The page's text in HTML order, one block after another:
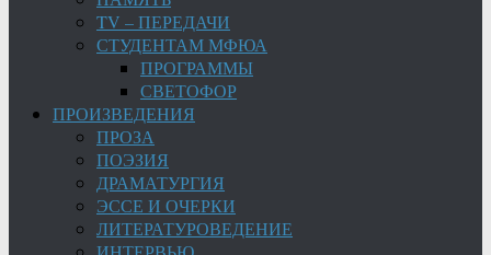
TV – ПЕРЕДАЧИ
СТУДЕНТАМ МФЮА
ПРОГРАММЫ
СВЕТОФОР
ПРОИЗВЕДЕНИЯ
ПРОЗА
ПОЭЗИЯ
ДРАМАТУРГИЯ
ЭССЕ И ОЧЕРКИ
ЛИТЕРАТУРОВЕДЕНИЕ